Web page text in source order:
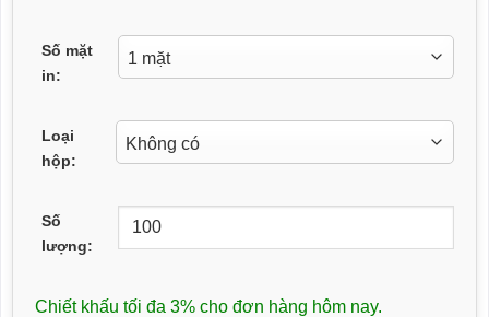
Số mặt
in:
Loại
hộp:
Số
lượng:
Chiết khấu tối đa 3% cho đơn hàng hôm nay.